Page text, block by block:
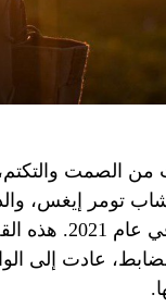
من الصمت
عسكري في
عادت إلى